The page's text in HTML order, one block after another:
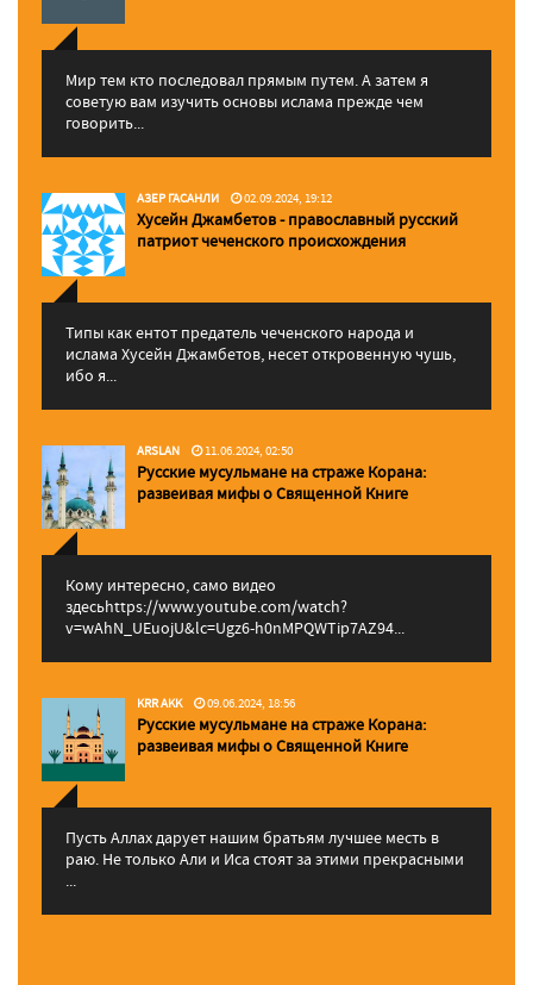
Мир тем кто последовал прямым путем. А затем я
советую вам изучить основы ислама прежде чем
говорить...
АЗЕР ГАСАНЛИ 02.09.2024, 19:12
Хусейн Джамбетов - православный русский
патриот чеченского происхождения
Типы как ентот предатель чеченского народа и
ислама Хусейн Джамбетов, несет откровенную чушь,
ибо я...
ARSLAN 11.06.2024, 02:50
Русские мусульмане на страже Корана:
pазвеивая мифы о Священной Книге
Кому интересно, само видео
здесьhttps://www.youtube.com/watch?
v=wAhN_UEuojU&lc=Ugz6-h0nMPQWTip7AZ94...
KRR AKK 09.06.2024, 18:56
Русские мусульмане на страже Корана:
pазвеивая мифы о Священной Книге
Пусть Аллах дарует нашим братьям лучшее месть в
раю. Не только Али и Иса стоят за этими прекрасными
...